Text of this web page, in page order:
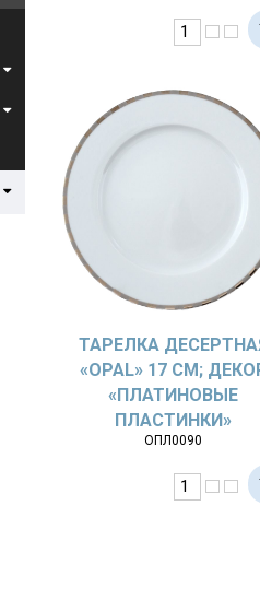
ТАРЕЛКА
«OPAL» 17 СМ;
«ПЛАТИНОВЫЕ
ПЛАСТИНКИ»
ОПЛ0090